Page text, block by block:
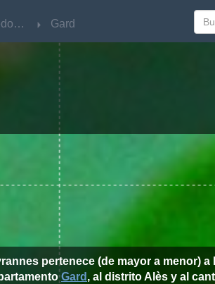
Languedoc-Roussillon Gard
pertenece (de mayor a menor) a
Gard , al distrito Alès y al
Languedoc-Roussillon Gard